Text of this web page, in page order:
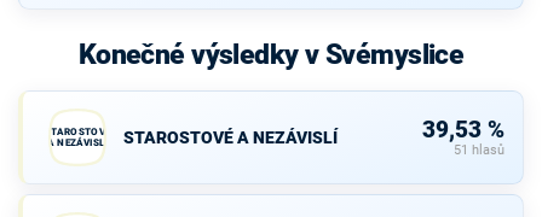
Konečné výsledky v Svémyslice
STAROSTOVÉ
A NEZÁVISLÍ
STAROSTOVÉ A NEZÁVISLÍ 39,53 %
51 hlasů